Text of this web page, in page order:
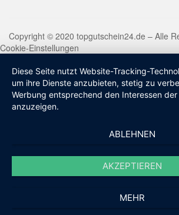
Copyright © 2020 topgutschein24.de – Alle
Cookie-Einstellungen
Diese Seite nutzt Website-Tracking-
um ihre Dienste anzubieten, stetig zu
Werbung entsprechend den Interessen
anzuzeigen.
ABLEHNEN
AKZEPTIEREN
MEHR